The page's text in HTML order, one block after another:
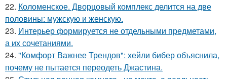
22. Коломенское. Дворцовый комплекс делится на две
половины: мужскую и женскую.
23. Интерьер формируется не отдельными предметами,
а их сочетаниями.
24. "Комфорт Важнее Трендов": хейли бибер объяснила,
почему не пытается переодеть Джастина.